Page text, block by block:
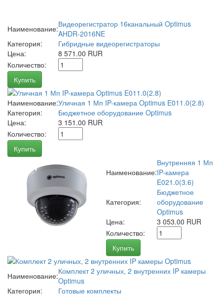
Наименование:Видеорегистратор 16канальный Optimus
AHDR-2016NE
Категория:
Гибридные видеорегистраторы
Цена:
8 571.00 RUR
Количество:
Купить
Наименование:Уличная 1 Мп IP-камера Optimus E011.0(2.8)
Категория:
Бюджетное оборудование Optimus
Цена:
3 151.00 RUR
Количество:
Купить
Наименование:
Внутренняя 1 Мп
IP-камера
E021.0(3.6)
Категория:
Бюджетное
оборудование
Optimus
Цена:
3 053.00 RUR
Количество:
Купить
Наименование:Комплект 2 уличных, 2 внутренних IP камеры
Optimus
Категория:
Готовые комплекты